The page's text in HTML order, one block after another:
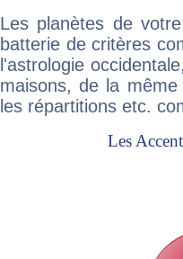
Les planètes de
batterie de critères
l'astrologie
maisons, de la
les répartitions etc.